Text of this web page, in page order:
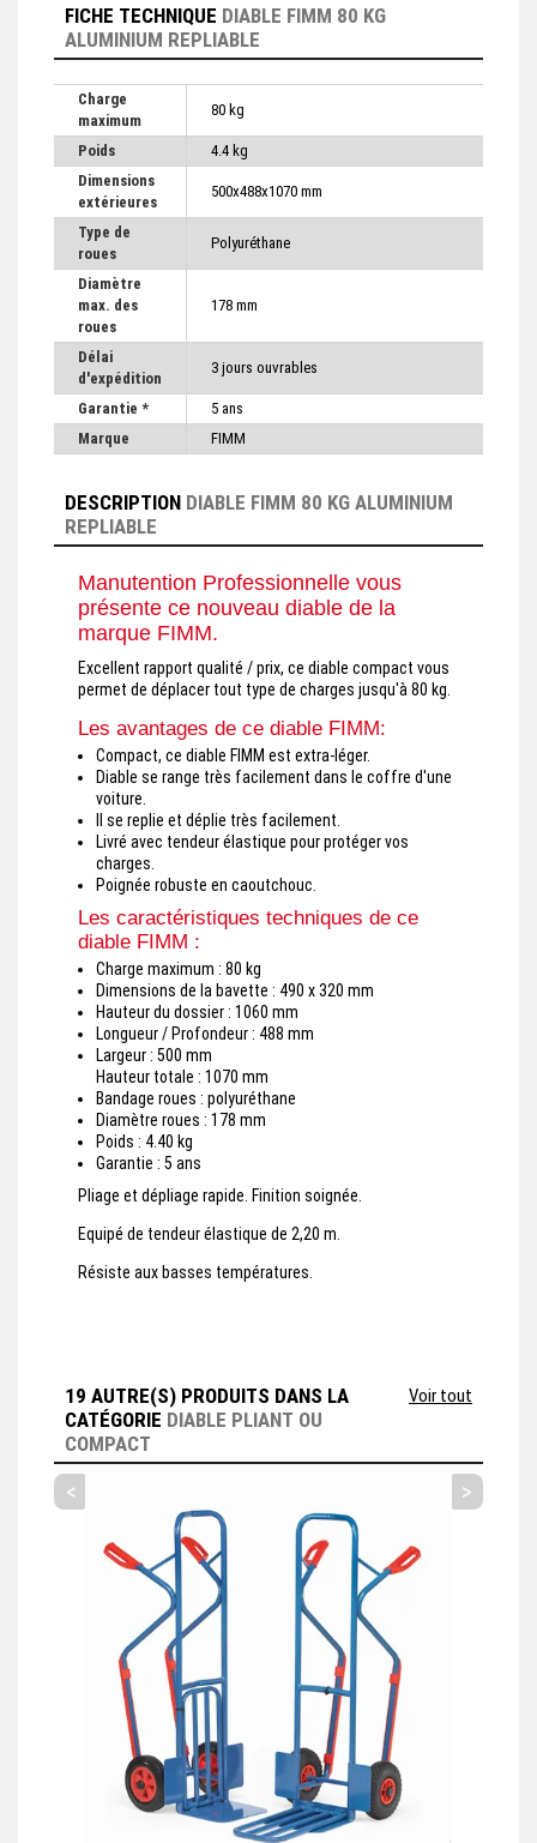
FICHE TECHNIQUE DIABLE FIMM 80 KG
ALUMINIUM REPLIABLE
Charge
maximum
80 kg
Poids
4.4 kg
Dimensions
extérieures
500x488x1070 mm
Type de
roues
Polyuréthane
Diamètre
max. des
roues
178 mm
Délai
d'expédition
3 jours ouvrables
Garantie *
5 ans
Marque
FIMM
DESCRIPTION DIABLE FIMM 80 KG ALUMINIUM
REPLIABLE
Manutention Professionnelle vous
présente ce nouveau diable de la
marque FIMM.
Excellent rapport qualité / prix, ce diable compact vous
permet de déplacer tout type de charges jusqu'à 80 kg.
Les avantages de ce diable FIMM:
Compact, ce diable FIMM est extra-léger.
Diable se range très facilement dans le coffre d'une
voiture.
Il se replie et déplie très facilement.
Livré avec tendeur élastique pour protéger vos
charges.
Poignée robuste en caoutchouc.
Les caractéristiques techniques de ce
diable FIMM :
Charge maximum : 80 kg
Dimensions de la bavette : 490 x 320 mm
Hauteur du dossier : 1060 mm
Longueur / Profondeur : 488 mm
Largeur : 500 mm
Hauteur totale : 1070 mm
Bandage roues : polyuréthane
Diamètre roues : 178 mm
Poids : 4.40 kg
Garantie : 5 ans
Pliage et dépliage rapide. Finition soignée.
Equipé de tendeur élastique de 2,20 m.
Résiste aux basses températures.
19 AUTRE(S) PRODUITS DANS LA
CATÉGORIE DIABLE PLIANT OU
COMPACT
Voir tout
< >